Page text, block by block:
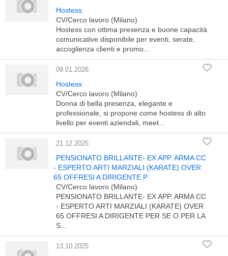
Hostess
CV/Cerco lavoro (Milano)
Hostess con ottima presenza e buone capacità
comunicative disponibile per eventi, serate,
accoglienza clienti e promo...
09.01.2026
Hostess
CV/Cerco lavoro (Milano)
Donna di bella presenza, elegante e
professionale, si propone come hostess di alto
livello per eventi aziendali, meet...
21.12.2025
PENSIONATO BRILLANTE- EX APP. ARMA CC
- ESPERTO ARTI MARZIALI (KARATE) OVER
65 OFFRESI A DIRIGENTE P
CV/Cerco lavoro (Milano)
PENSIONATO BRILLANTE- EX APP. ARMA CC
- ESPERTO ARTI MARZIALI (KARATE) OVER
65 OFFRESI A DIRIGENTE PER SE O PER LA
S...
13.10.2025